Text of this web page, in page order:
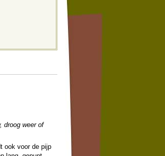
droog weer of
ook voor de pijp